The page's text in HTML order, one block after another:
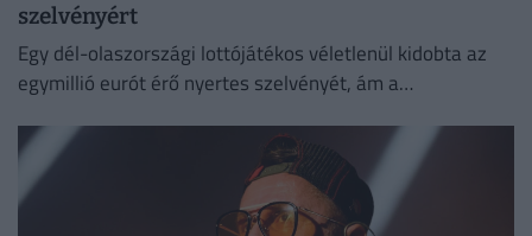
szelvényért
Egy dél-olaszországi lottójátékos véletlenül kidobta az
egymillió eurót érő nyertes szelvényét, ám a
hulladékhegyben.